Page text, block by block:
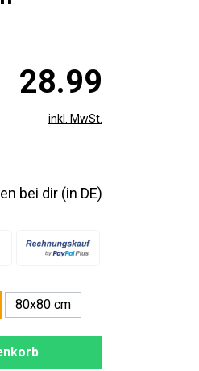
28.99
inkl. MwSt.
bei dir (in DE)
80x80 cm
Wert ein